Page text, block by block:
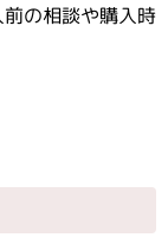
の相談や購入時